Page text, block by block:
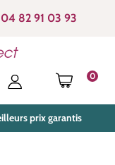
04 82 91 03 93
0
LE
prix garantis